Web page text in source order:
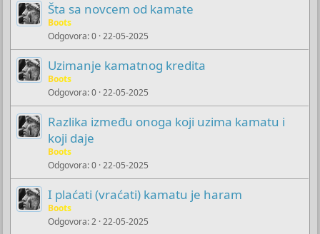
Šta sa novcem od kamate
Boots
Odgovora 0 22-05-2025
Uzimanje kamatnog kredita
Boots
Odgovora 0 22-05-2025
Razlika između onoga koji uzima kamatu i
koji daje
Boots
Odgovora 0 22-05-2025
I plaćati (vraćati) kamatu je haram
Boots
Odgovora 2 22-05-2025